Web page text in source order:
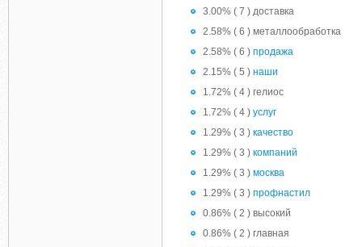
3.00% ( 7 ) доставка
2.58% ( 6 ) металлообработка
2.58% ( 6 ) продажа
2.15% ( 5 ) наши
1.72% ( 4 ) гелиос
1.72% ( 4 ) услуг
1.29% ( 3 ) качество
1.29% ( 3 ) компаний
1.29% ( 3 ) москва
1.29% ( 3 ) профнастил
0.86% ( 2 ) высокий
0.86% ( 2 ) главная